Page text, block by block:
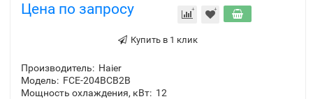
Производитель: Haier
Модель: FCE-204BCB2B
Мощность охлаждения, кВт: 12
Цена по запросу
Купить в 1 клик